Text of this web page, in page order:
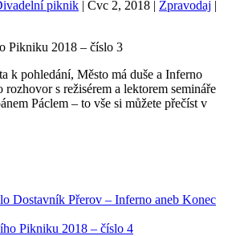
piknik | Čvc 2, 2018 | Zpravodaj |
k pohledání, Město má duše a Inferno
rozhovor s režisérem a lektorem semináře
Páclem – to vše si můžete přečíst v
Dostavník Přerov – Inferno aneb Konec
Pikniku 2018 – číslo 4